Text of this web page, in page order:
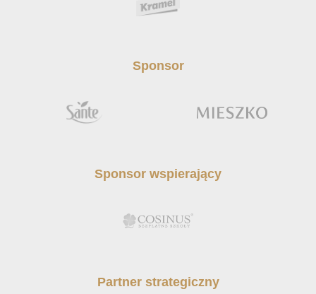
Sponsor
Sponsor wspierający
Partner strategiczny